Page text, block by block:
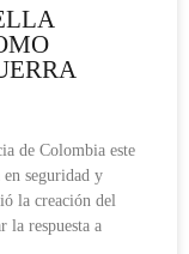
de Colombia este
en seguridad y
la creación del
la respuesta a